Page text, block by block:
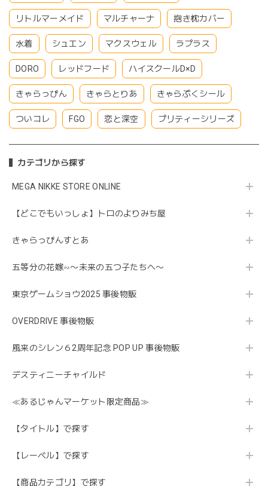
リトルマーメイド マルチャーナ 抱き枕カバー
水着 シュエン マクスウェル ラプラス
DORO レッドフード ハイスクールD×D
きゃらっぴん きゃらとりあ きゃらぷくシール
ついコレ FGO 恋と深空 プリティーシリーズ
カテゴリから探す
MEGA NIKKE STORE ONLINE
【どこでもいっしょ】トロのよりみち屋
きゃらっぴんすとあ
五等分の花嫁∽〜未来の五つ子たちへ〜
東京ゲームショウ2025 事後物販
OVERDRIVE 事後物販
風来のシレン６2周年記念 POP UP 事後物販
デスティニーチャイルド
≪あるじゃんマーケット限定商品≫
【タイトル】で探す
【レーベル】で探す
【商品カテゴリ】で探す